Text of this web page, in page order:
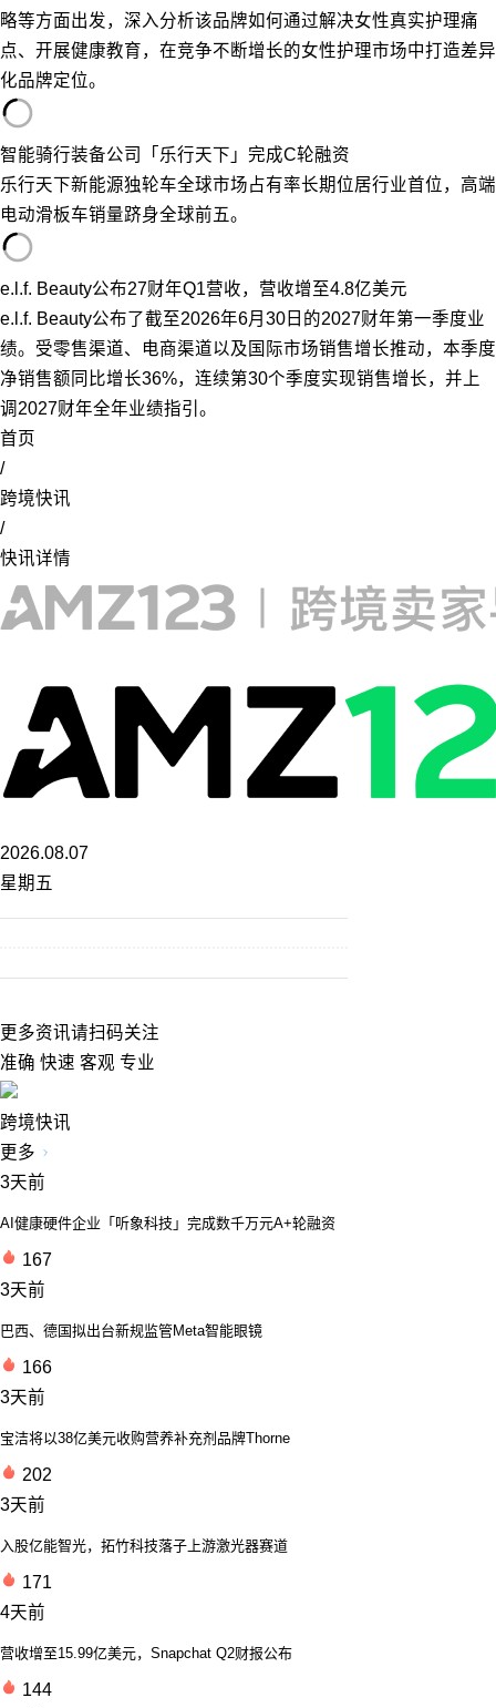
略等方面出发，深入分析该品牌如何通过解决女性真实护理痛
点、开展健康教育，在竞争不断增长的女性护理市场中打造差异
化品牌定位。
智能骑行装备公司「乐行天下」完成C轮融资
乐行天下新能源独轮车全球市场占有率长期位居行业首位，高端
电动滑板车销量跻身全球前五。
e.l.f. Beauty公布27财年Q1营收，营收增至4.8亿美元
e.l.f. Beauty公布了截至2026年6月30日的2027财年第一季度业
绩。受零售渠道、电商渠道以及国际市场销售增长推动，本季度
净销售额同比增长36%，连续第30个季度实现销售增长，并上
调2027财年全年业绩指引。
首页
/
跨境快讯
/
快讯详情
2026.08.07
星期五
更多资讯请扫码关注
准确 快速 客观 专业
跨境快讯
更多
3天前
AI健康硬件企业「听象科技」完成数千万元A+轮融资
167
3天前
巴西、德国拟出台新规监管Meta智能眼镜
166
3天前
宝洁将以38亿美元收购营养补充剂品牌Thorne
202
3天前
入股亿能智光，拓竹科技落子上游激光器赛道
171
4天前
营收增至15.99亿美元，Snapchat Q2财报公布
144